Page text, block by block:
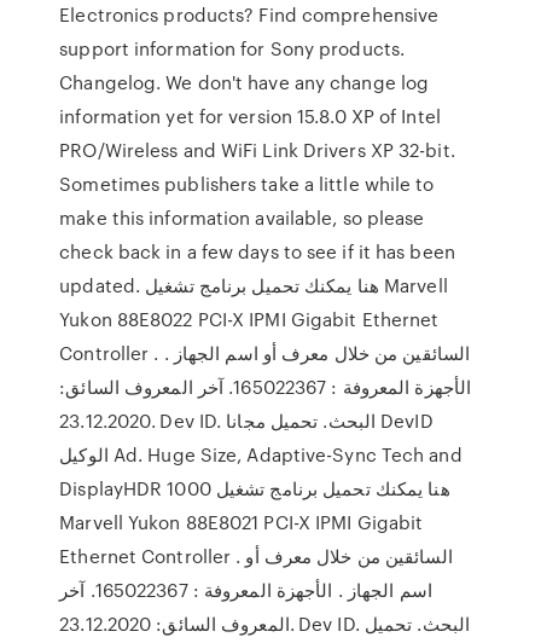
Electronics products? Find comprehensive
support information for Sony products.
Changelog. We don't have any change log
information yet for version 15.8.0 XP of Intel
PRO/Wireless and WiFi Link Drivers XP 32-bit.
Sometimes publishers take a little while to
make this information available, so please
check back in a few days to see if it has been
updated. هنا يمكنك تحميل برنامج تشغيل Marvell
Yukon 88E8022 PCI-X IPMI Gigabit Ethernet
Controller . السائقين من خلال معرف أو اسم الجهاز .
الأجهزة المعروفة : 165022367. آخر المعروف السائق:
23.12.2020. Dev ID. البحث. تحميل مجانا DevID
الوكيل Ad. Huge Size, Adaptive-Sync Tech and
DisplayHDR 1000 هنا يمكنك تحميل برنامج تشغيل
Marvell Yukon 88E8021 PCI-X IPMI Gigabit
Ethernet Controller . السائقين من خلال معرف أو
اسم الجهاز . الأجهزة المعروفة : 165022367. آخر
المعروف السائق: 23.12.2020. Dev ID. البحث. تحميل